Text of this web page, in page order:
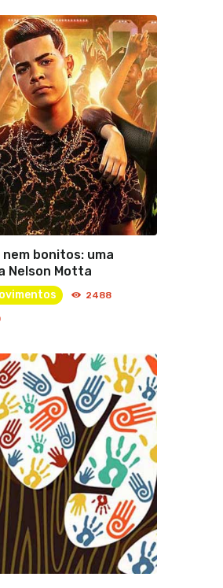
bonitos: uma
Nelson Motta
2488